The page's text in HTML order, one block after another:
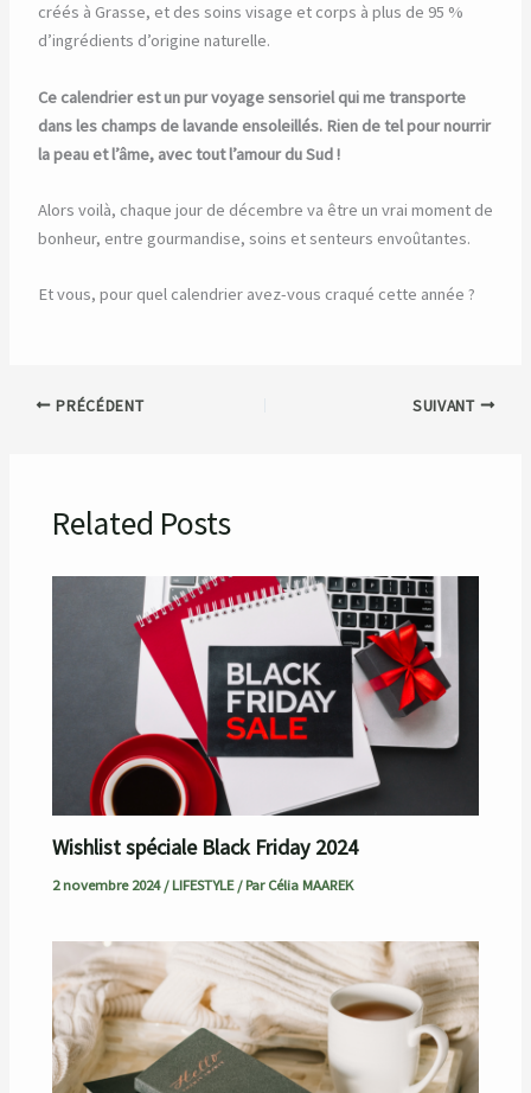
créés à Grasse, et des soins visage et corps à plus de 95 %
d’ingrédients d’origine naturelle.
Ce calendrier est un pur voyage sensoriel qui me transporte
dans les champs de lavande ensoleillés. Rien de tel pour nourrir
la peau et l’âme, avec tout l’amour du Sud !
Alors voilà, chaque jour de décembre va être un vrai moment de
bonheur, entre gourmandise, soins et senteurs envoûtantes.
Et vous, pour quel calendrier avez-vous craqué cette année ?
PRÉCÉDENT SUIVANT
Related Posts
Wishlist spéciale Black Friday 2024
2 novembre 2024/LIFESTYLE/ ParCélia MAAREK